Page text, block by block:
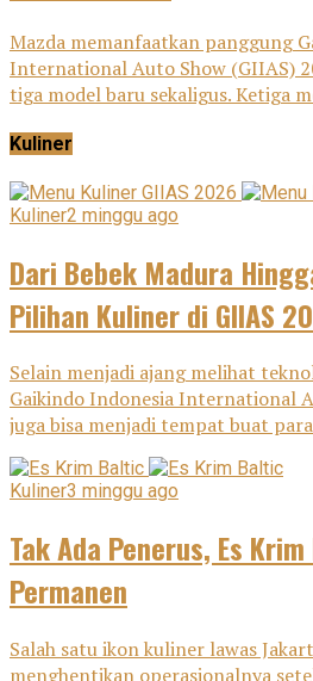
Mazda memanfaatkan panggung
International Auto Show (GIIAS)
tiga model baru sekaligus. Ketiga
Kuliner
Kuliner2 minggu ago
Dari Bebek Madura
Pilihan Kuliner di GIIAS
Selain menjadi ajang melihat
Gaikindo Indonesia International
juga bisa menjadi tempat buat
Kuliner3 minggu ago
Tak Ada Penerus, Es
Permanen
Salah satu ikon kuliner lawas
menghentikan operasionalnya